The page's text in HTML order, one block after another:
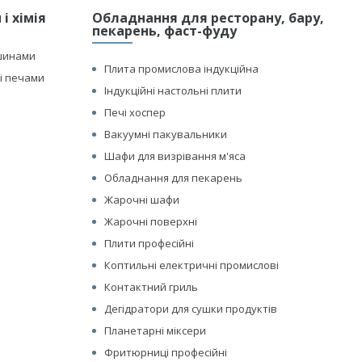
хімія
печами
Обладнання для ресторану, бару,
пекарень, фаст-фуду
Плита промислова індукційна
Індукційні настольні плити
Печі хоспер
Вакуумні пакувальники
Шафи для визрівання м'яса
Обладнання для пекарень
Жарочні шафи
Жарочні поверхні
Плити професійні
Коптильні електричні промислові
Контактний гриль
Дегідратори для сушки продуктів
Планетарні міксери
Фритюрниці професійні